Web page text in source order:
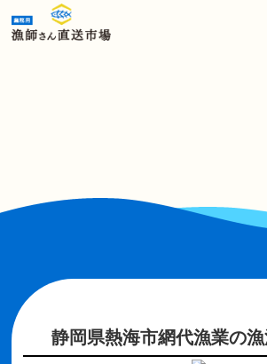
静岡県熱海市網代漁業の